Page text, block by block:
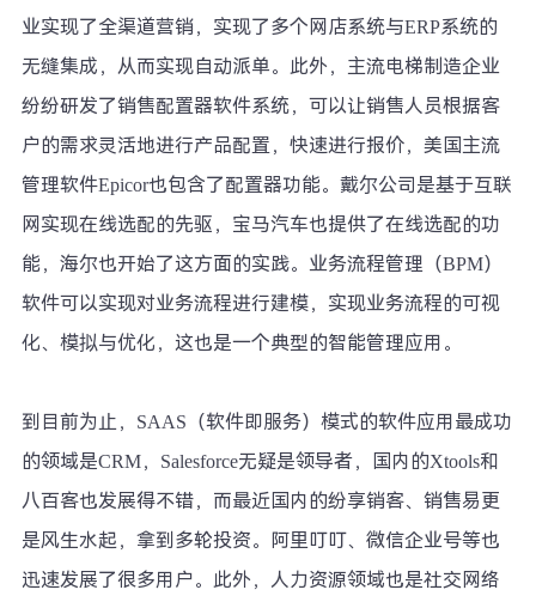
业实现了全渠道营销，实现了多个网店系统与ERP系统的
无缝集成，从而实现自动派单。此外，主流电梯制造企业
纷纷研发了销售配置器软件系统，可以让销售人员根据客
户的需求灵活地进行产品配置，快速进行报价，美国主流
管理软件Epicor也包含了配置器功能。戴尔公司是基于互联
网实现在线选配的先驱，宝马汽车也提供了在线选配的功
能，海尔也开始了这方面的实践。业务流程管理（BPM）
软件可以实现对业务流程进行建模，实现业务流程的可视
化、模拟与优化，这也是一个典型的智能管理应用。
到目前为止，SAAS（软件即服务）模式的软件应用最成功
的领域是CRM，Salesforce无疑是领导者，国内的Xtools和
八百客也发展得不错，而最近国内的纷享销客、销售易更
是风生水起，拿到多轮投资。阿里叮叮、微信企业号等也
迅速发展了很多用户。此外，人力资源领域也是社交网络